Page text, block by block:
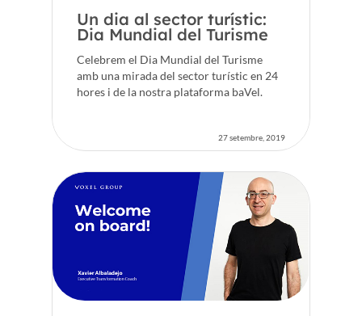
Un dia al sector turístic:
Dia Mundial del Turisme
Celebrem el Dia Mundial del Turisme
amb una mirada del sector turístic en 24
hores i de la nostra plataforma baVel.
27 setembre, 2019